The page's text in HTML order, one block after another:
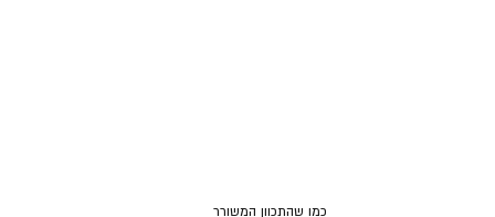
כמו שהתכוון המשורר